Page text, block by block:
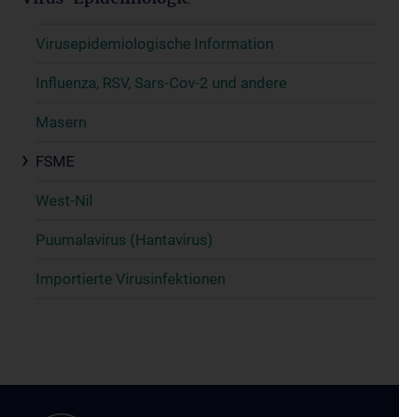
Virusepidemiologische Information
Influenza, RSV, Sars-Cov-2 und andere
Masern
FSME
West-Nil
Puumalavirus (Hantavirus)
Importierte Virusinfektionen